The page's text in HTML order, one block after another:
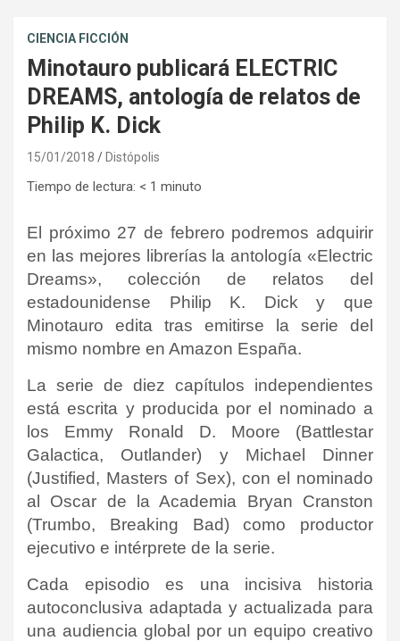
CIENCIA FICCIÓN
Minotauro publicará ELECTRIC
DREAMS, antología de relatos de
Philip K. Dick
15/01/2018 Distópolis
Tiempo de lectura: < 1 minuto
El próximo 27 de febrero podremos adquirir
en las mejores librerías la antología «Electric
Dreams», colección de relatos del
estadounidense Philip K. Dick y que
Minotauro edita tras emitirse la serie del
mismo nombre en Amazon España.
La serie de diez capítulos independientes
está escrita y producida por el nominado a
los Emmy Ronald D. Moore (Battlestar
Galactica, Outlander) y Michael Dinner
(Justified, Masters of Sex), con el nominado
al Oscar de la Academia Bryan Cranston
(Trumbo, Breaking Bad) como productor
ejecutivo e intérprete de la serie.
Cada episodio es una incisiva historia
autoconclusiva adaptada y actualizada para
una audiencia global por un equipo creativo